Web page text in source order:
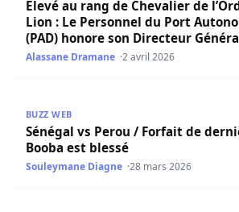
Élevé au rang de Chevalier de
Lion : Le Personnel du Port
(PAD) honore son Directeur
Alassane Dramane 2 avril 2026
BUZZ WEB
Sénégal vs Perou / Forfait de
Booba est blessé
Souleymane Diagne 28 mars 2026